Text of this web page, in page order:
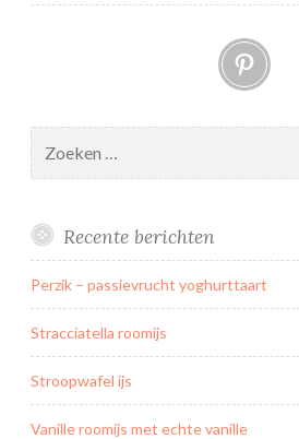
naar:
Recente berichten
Perzik – passievrucht yoghurttaart
Stracciatella roomijs
Stroopwafel ijs
Vanille roomijs met echte vanille